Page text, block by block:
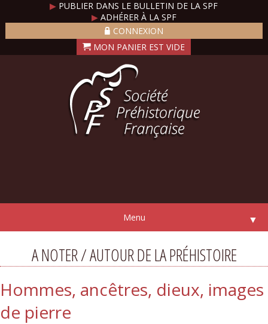
▶ PUBLIER DANS LE BULLETIN DE LA SPF
▶ADHÉRER À LA SPF
CONNEXION
Menu ▼
A NOTER / AUTOUR DE LA PRÉHISTOIRE
Hommes, ancêtres, dieux, images
de pierre